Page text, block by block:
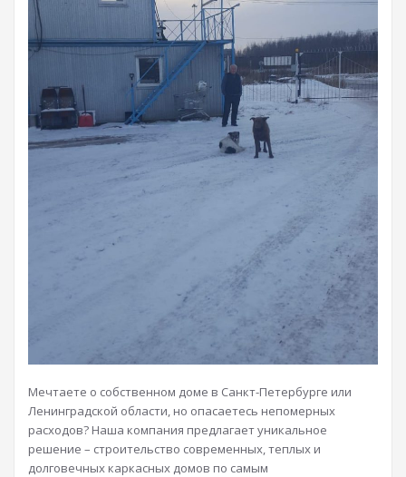
Мечтаете о собственном доме в Санкт-Петербурге или
Ленинградской области, но опасаетесь непомерных
расходов? Наша компания предлагает уникальное
решение – строительство современных, теплых и
долговечных каркасных домов по самым